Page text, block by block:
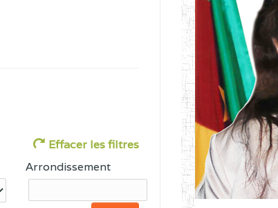
Effacer les filtres
Arrondissement